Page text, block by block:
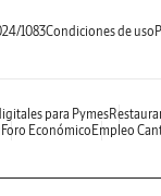
1083Condiciones de uso
para Pymes
Foro Económico Empleo